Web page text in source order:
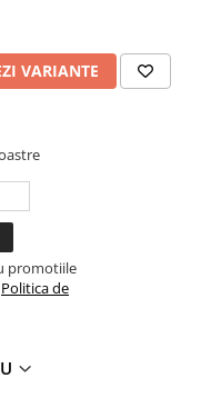
VARIANTE
promotiile
Politica de